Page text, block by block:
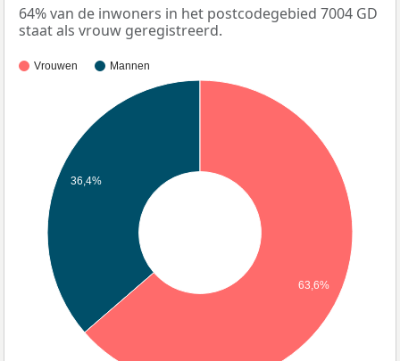
64% van de inwoners in het postcodegebied 7004 GD
staat als vrouw geregistreerd.
Vrouwen Mannen
36,4%
63,6%